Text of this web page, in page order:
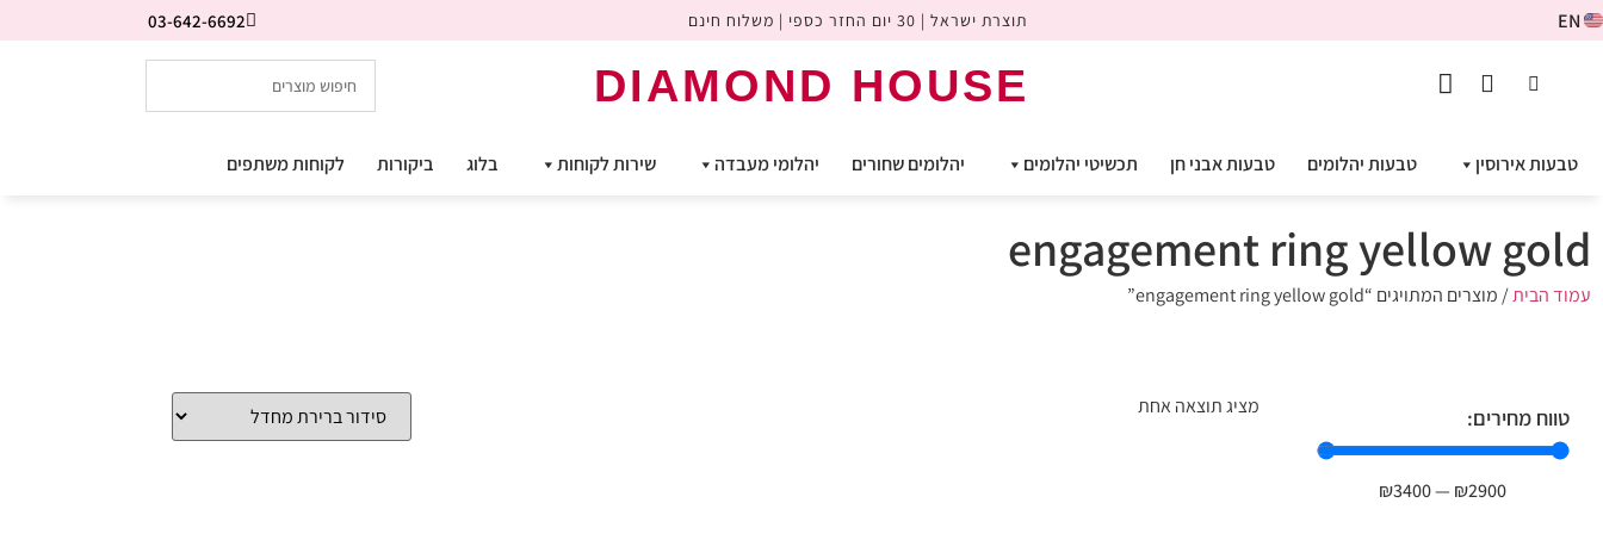
EN תוצרת ישראל | 30 יום החזר כספי | משלוח חינם 03-642-6692
DIAMOND HOUSE
טבעות אירוסין טבעות יהלומים טבעות אבני חן תכשיטי יהלומים יהלומים שחורים יהלומי מעבדה שירות לקוחות בלוג ביקורות לקוחות משתפים
engagement ring yellow gold
עמוד הבית/ מוצרים המתויגים “engagement ring yellow gold”
טווח מחירים:
₪2900
—
₪3400
מציג תוצאה אחת